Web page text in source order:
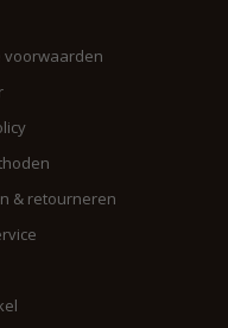
voorwaarden
& retourneren